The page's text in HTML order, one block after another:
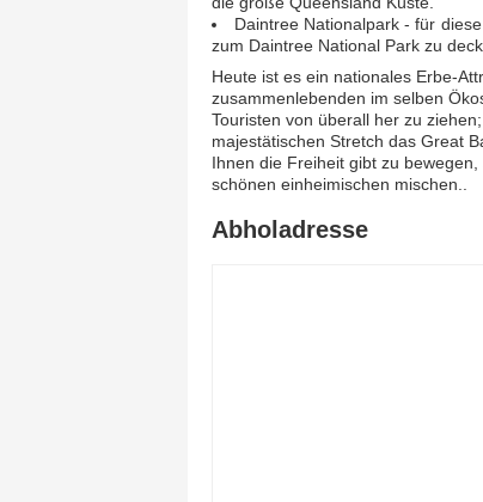
Daintree Nationalpark - für
zum Daintree National Park zu
Heute ist es ein nationales Erbe-
zusammenlebenden im selben
Touristen von überall her zu
majestätischen Stretch das Great
Ihnen die Freiheit gibt zu
schönen einheimischen mischen..
Abholadresse